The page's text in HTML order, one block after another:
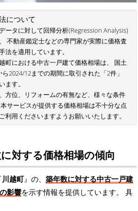
について
ータに対して回帰分析(Regression Analysis)
不動産鑑定士などの専門家が実際に価格査
法を適用しています。
町における中古一戸建て価格相場は、 国土
2024/12までの期間に取引された「2件」
ます。
方位、リフォームの有無など、様々な条件
サービスが提供する価格相場は不十分な点
利用くださいますようお願いいたします。
対する価格相場の傾向
川越町』の、 築年数に対する中古一戸建
影響を示す情報を提供しています。 具